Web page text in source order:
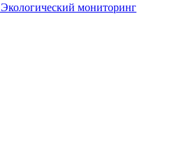
Экологический мониторинг